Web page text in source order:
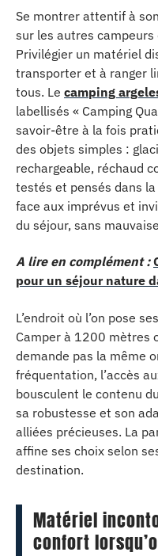
Se montrer attentif à
sur les autres
Privilégier un matériel
transporter et à ranger
tous. Le camping
labellisés « Camping
savoir-être à la fois
des objets simples :
rechargeable, réchaud
testés et pensés dans
face aux imprévus et
du séjour, sans
A lire en complément :
pour un séjour nature
L’endroit où l’on pose
Camper à 1200 mètres
demande pas la même
fréquentation, l’accès
bousculent le contenu
sa robustesse et son
alliées précieuses. La
affine ses choix selon
destination.
Matériel
confort